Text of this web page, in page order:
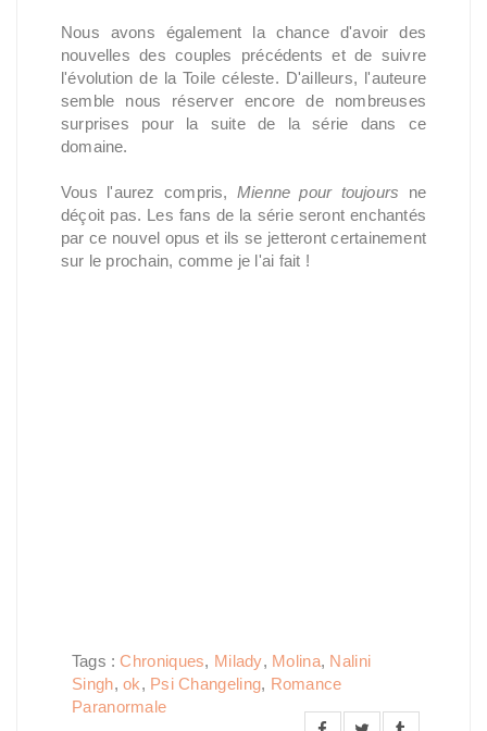
Nous avons également la chance d'avoir des
nouvelles des couples précédents et de suivre
l'évolution de la Toile céleste. D'ailleurs, l'auteure
semble nous réserver encore de nombreuses
surprises pour la suite de la série dans ce
domaine.
Vous l'aurez compris, Mienne pour toujours ne
déçoit pas. Les fans de la série seront enchantés
par ce nouvel opus et ils se jetteront certainement
sur le prochain, comme je l'ai fait !
Tags :Chroniques, Milady, Molina, Nalini
Singh, ok, Psi Changeling, Romance
Paranormale